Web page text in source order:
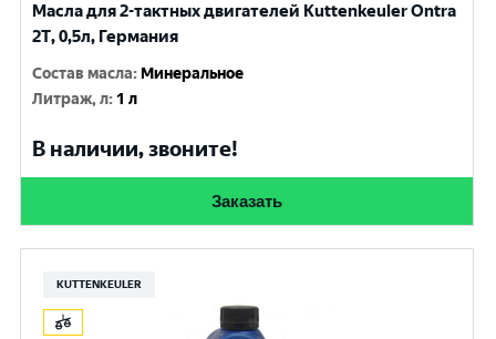
Масла для 2-тактных двигателей Kuttenkeuler Ontra
2T, 0,5л, Германия
Состав масла: Минеральное
Литраж, л: 1 л
В наличии, звоните!
Заказать
KUTTENKEULER